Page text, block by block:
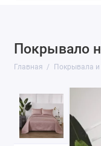
Покрывало
Главная Покрывала